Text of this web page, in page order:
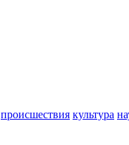
происшествия культура